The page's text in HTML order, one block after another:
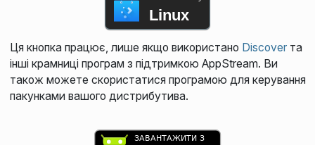
Linux
Ця кнопка працює, лише якщо використано Discoverта
інші крамниці програм з підтримкою AppStream. Ви
також можете скористатися програмою для керування
пакунками вашого дистрибутива.